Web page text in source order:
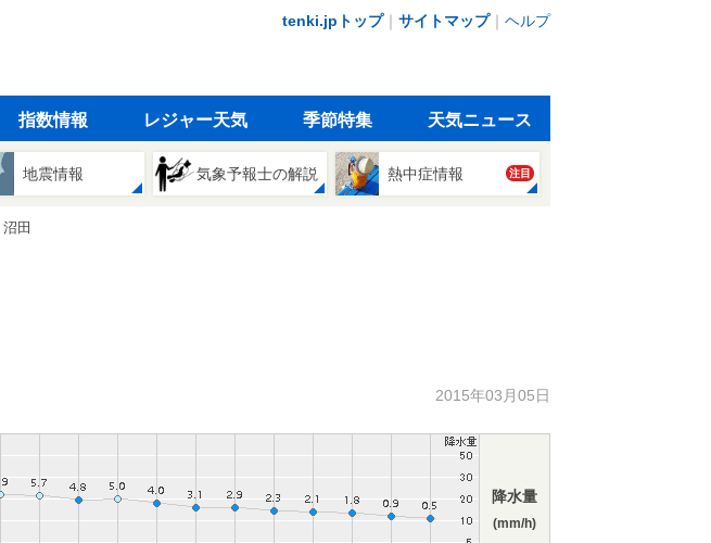
tenki.jpトップ｜ サイトマップ｜ ヘルプ
指数情報 レジャー天気 季節特集 天気ニュース
地震情報 気象予報士の解説 熱中症情報 注目
沼田
2015年03月05日
降水量
(mm/h)